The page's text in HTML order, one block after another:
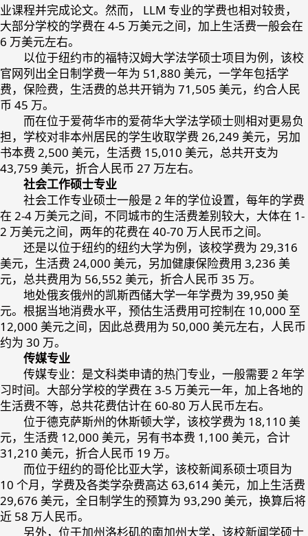
业课程并完成论文。然而， LLM 专业的学费也相对较贵，
大部分学校的学费在 4-5 万美元之间，加上生活费一般会在
6 万美元左右。
以位于纽约市的福特汉姆大学法学硕士项目为例，该校
官网列出全日制学费一年为 51,880 美元，一学年包括学
费，保险费，生活费的总共开销为 71,505 美元，约合人民
币 45 万。
而在位于爱荷华市的爱荷华大学法学硕士则相对更易负
担，学校对非本州居民的学生收取学费 26,249 美元，另加
书本费 2,500 美元，生活费 15,010 美元，总共开支为
43,759 美元，折合人民币 27 万左右。
社会工作硕士专业
社会工作专业硕士一般是 2 年的学位设置，每年的学费
在 2-4 万美元之间，不同城市的生活费差别较大，大体在 1-
2 万美元之间，两年的花费在 40-70 万人民币之间。
还是以位于纽约的纽约大学为例，该校学费为 29,316
美元，生活费 24,000 美元，另加健康保险费用 3,236 美
元，总共费用为 56,552 美元，折合人民币 35 万。
地处俄亥俄州的凯斯西储大学一年学费为 39,950 美
元。根据当地消费水平，预估生活费用可控制在 10,000 至
12,000 美元之间，因此总费用为 50,000 美元左右，人民币
约为 30 万。
传媒专业
传媒专业：是文科类申请的热门专业，一般需要 2 年学
习时间。大部分学校的学费在 3-5 万美元一年，加上各地的
生活费不等，总共花费估计在 60-80 万人民币左右。
位于德克萨斯州的休斯顿大学，该校学费为 18,110 美
元，生活费 12,000 美元，另有书本费 1,100 美元，合计
31,210 美元，折合人民币 19 万。
而位于纽约的哥伦比亚大学，该校新闻系硕士项目为
10 个月，学费及各类学杂费高达 63,614 美元，加上生活费
29,676 美元，全日制学生的预算为 93,290 美元，换算后将
近 58 万人民币。
另外，位于加州洛杉矶的南加州大学，该校新闻学硕士